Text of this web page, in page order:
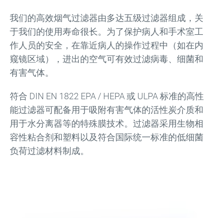
我们的高效烟气过滤器由多达五级过滤器组成，关
于我们的使用寿命很长。为了保护病人和手术室工
作人员的安全，在靠近病人的操作过程中（如在内
窥镜区域），进出的空气可有效过滤病毒、细菌和
有害气体。
符合 DIN EN 1822 EPA / HEPA 或 ULPA 标准的高性
能过滤器可配备用于吸附有害气体的活性炭介质和
用于水分离器等的特殊膜技术。过滤器采用生物相
容性粘合剂和塑料以及符合国际统一标准的低细菌
负荷过滤材料制成。